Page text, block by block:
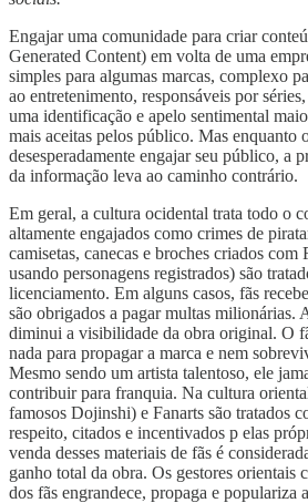
Engajar uma comunidade para criar
Generated Content) em volta de uma
simples para algumas marcas, complexo
ao entretenimento, responsáveis por
uma identificação e apelo sentimental
mais aceitas pelos público. Mas enquanto
desesperadamente engajar seu público, a
da informação leva ao caminho contrário.
Em geral, a cultura ocidental trata todo o
altamente engajados como crimes de
camisetas, canecas e broches criados com
usando personagens registrados) são
licenciamento. Em alguns casos, fãs
são obrigados a pagar multas milionárias.
diminui a visibilidade da obra original. O
nada para propagar a marca e nem
Mesmo sendo um artista talentoso, ele
contribuir para franquia. Na cultura
famosos Dojinshi) e Fanarts são tratados
respeito, citados e incentivados p elas
venda desses materiais de fãs é
ganho total da obra. Os gestores orientais
dos fãs engrandece, propaga e populariza